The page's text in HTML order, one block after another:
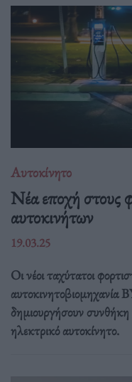
Αυτοκίνητο
Νέα εποχή στους
αυτοκινήτων
19.03.25
Οι νέοι ταχύτατοι
αυτοκινητοβιομηχανία
δημιουργήσουν συνθήκη
ηλεκτρικό αυτοκίνητο.